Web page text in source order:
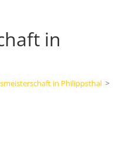
in
in Philippsthal >